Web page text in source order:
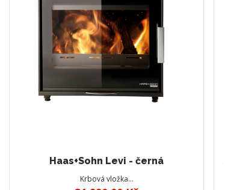
Haas+Sohn Levi - černá
Krbová vložka…